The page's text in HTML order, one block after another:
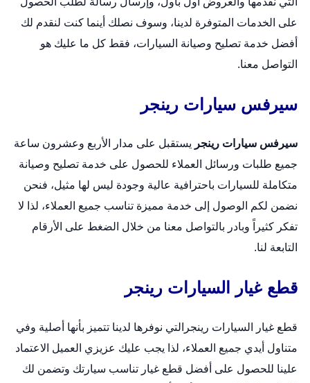
على الخدمات المتوفرة لدينا، وسوف نصلك أينما كنت لنقدم لك
أفضل خدمة تصليح وصيانة السيارات، فقط كل ما عليك هو
التواصل معنا.
سيرفس سيارات رينجر
سيرفس سيارات رينجر يستقبل على مدار الأربع وعشرون ساعة
جميع طلبات ورسائل العملاء للحصول على خدمة تصليح وصيانة
متكاملة للسيارات باحترافية عالية وجودة ليس لها مثيل، فنحن
نضمن لكم الوصول إلى خدمة مميزة تناسب جميع العملاء، لذا لا
تفكر كثيراً وبادر بالتواصل معنا من خلال الضغط على الأرقام
التابعة لنا.
قطع غيار السيارات رينجر
قطع غيار السيارات رينجرالتي نوفرها لدينا تتميز بأنها أصلية وفي
متناول أيدي جميع العملاء، لذا يجب عليك عزيزي العميل الاعتماد
علينا للحصول على أفضل قطع غيار تناسب سيارتك وتضمن لك